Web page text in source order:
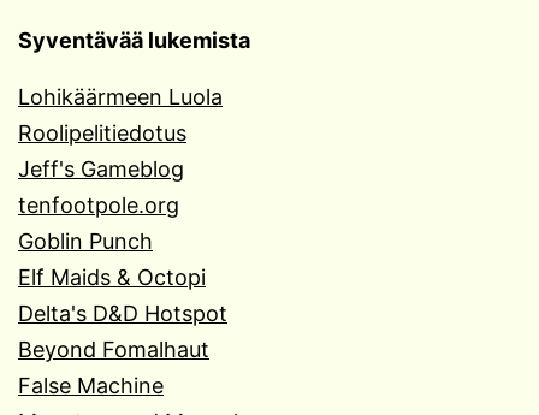
Syventävää lukemista
Lohikäärmeen Luola
Roolipelitiedotus
Jeff's Gameblog
tenfootpole.org
Goblin Punch
Elf Maids & Octopi
Delta's D&D Hotspot
Beyond Fomalhaut
False Machine